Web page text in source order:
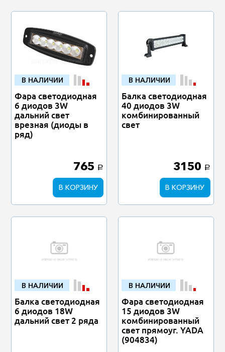
В НАЛИЧИИ
Фара светодиодная
6 диодов 3W
дальний свет
врезная (диоды в
ряд)
765 a
В КОРЗИНУ
В НАЛИЧИИ
Балка светодиодная
40 диодов 3W
комбинированный
свет
3150 a
В КОРЗИНУ
В НАЛИЧИИ
Балка светодиодная
6 диодов 18W
дальний свет 2 ряда
В НАЛИЧИИ
Фара светодиодная
15 диодов 3W
комбинированный
свет прямоуг. YADA
(904834)